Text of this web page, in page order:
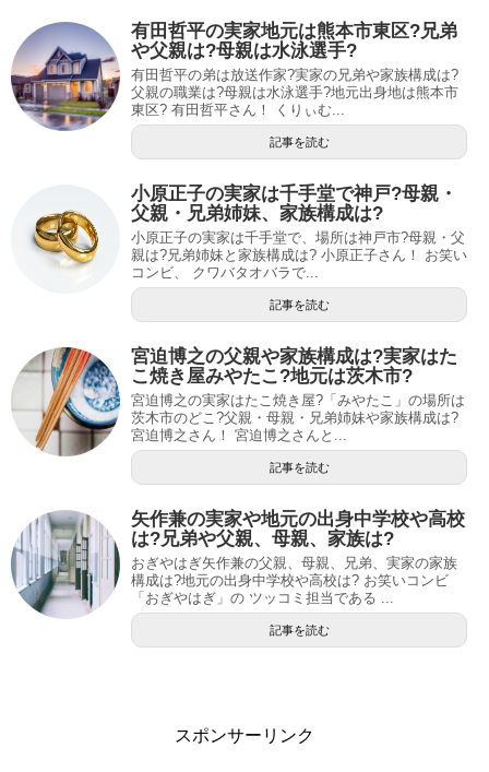
有田哲平の実家地元は熊本市東区?兄弟
や父親は?母親は水泳選手?
有田哲平の弟は放送作家?実家の兄弟や家族構成は?
父親の職業は?母親は水泳選手?地元出身地は熊本市
東区? 有田哲平さん！ くりぃむ...
記事を読む
小原正子の実家は千手堂で神戸?母親・
父親・兄弟姉妹、家族構成は?
小原正子の実家は千手堂で、場所は神戸市?母親・父
親は?兄弟姉妹と家族構成は? 小原正子さん！ お笑い
コンビ、 クワバタオバラで...
記事を読む
宮迫博之の父親や家族構成は?実家はた
こ焼き屋みやたこ?地元は茨木市?
宮迫博之の実家はたこ焼き屋?「みやたこ」の場所は
茨木市のどこ?父親・母親・兄弟姉妹や家族構成は?
宮迫博之さん！ 宮迫博之さんと...
記事を読む
矢作兼の実家や地元の出身中学校や高校
は?兄弟や父親、母親、家族は?
おぎやはぎ矢作兼の父親、母親、兄弟、実家の家族
構成は?地元の出身中学校や高校は? お笑いコンビ
「おぎやはぎ」の ツッコミ担当である ...
記事を読む
スポンサーリンク